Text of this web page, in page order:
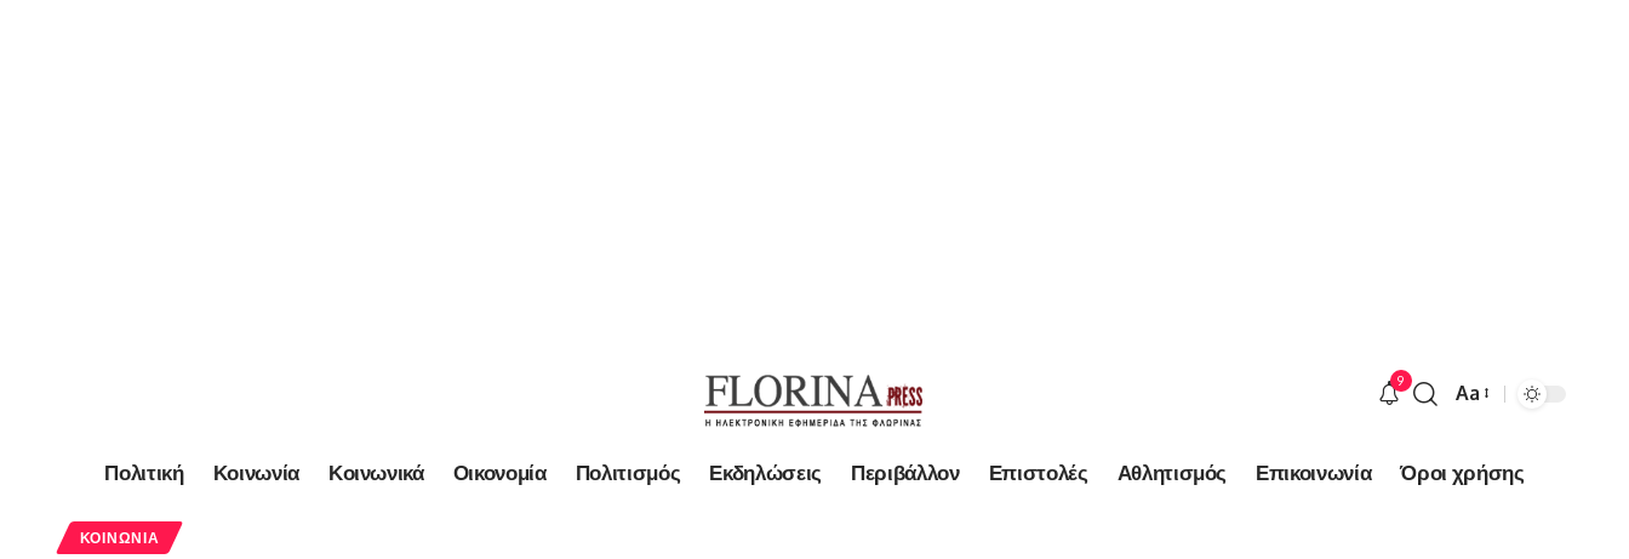
9
Font
Aa
Πολιτική Κοινωνία Κοινωνικά Οικονομία Πολιτισμός Εκδηλώσεις Περιβάλλον Επιστολές Αθλητισμός Επικοινωνία Όροι χρήσης
ΚΟΙΝΩΝΊΑ